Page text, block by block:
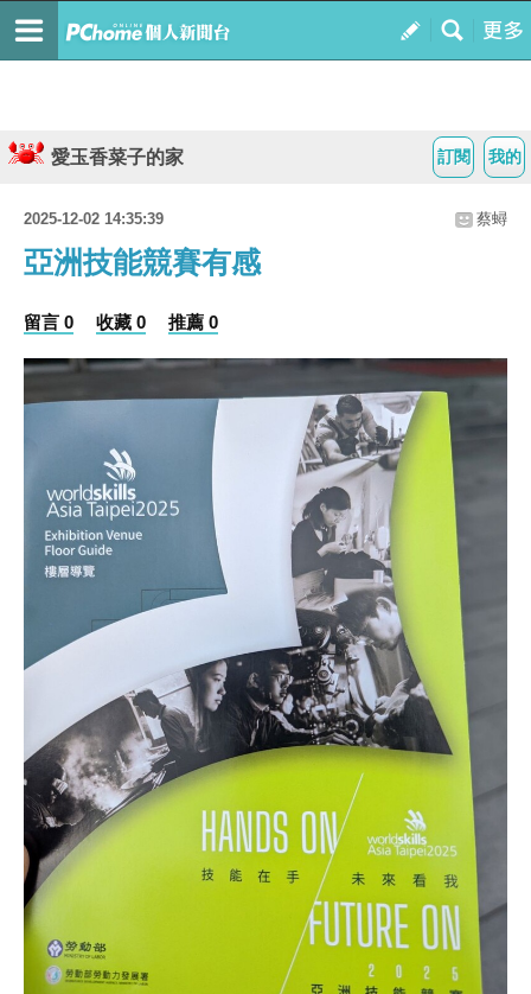
我的
訂閱
愛玉香菜子的家
2025-12-02 14:35:39 蔡蟳
亞洲技能競賽有感
留言 0 收藏 0 推薦 0